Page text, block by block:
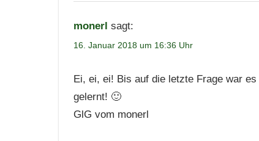
monerl sagt:
16. Januar 2018 um 16:36 Uhr
Ei, ei, ei! Bis auf die letzte Frage war
gelernt! 🙂
GlG vom monerl